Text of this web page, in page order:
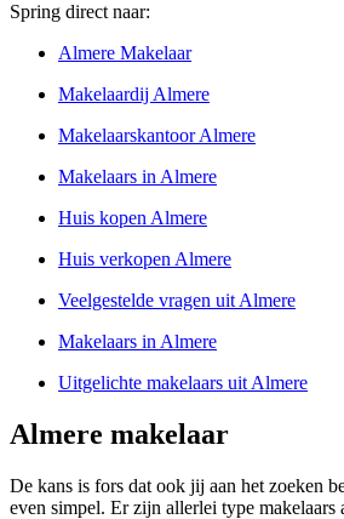
Spring direct naar:
Almere Makelaar
Makelaardij Almere
Makelaarskantoor Almere
Makelaars in Almere
Huis kopen Almere
Huis verkopen Almere
Veelgestelde vragen uit Almere
Makelaars in Almere
Uitgelichte makelaars uit Almere
Almere makelaar
De kans is fors dat ook jij aan het zoeken
even simpel. Er zijn allerlei type makelaars